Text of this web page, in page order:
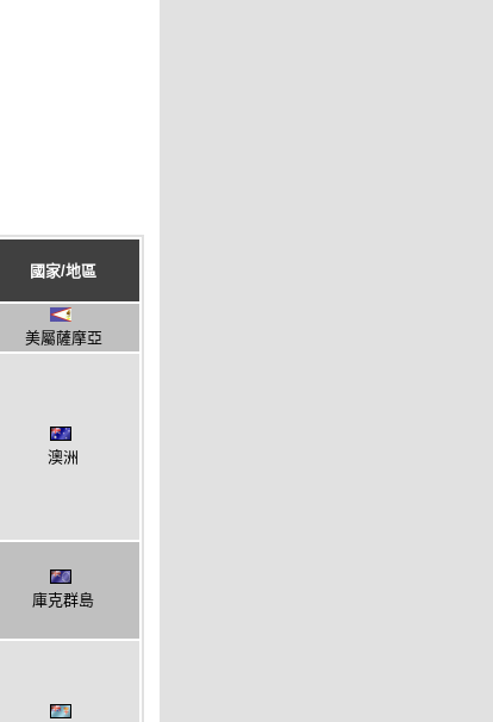
國家/地區
美屬薩摩亞
澳洲
庫克群島